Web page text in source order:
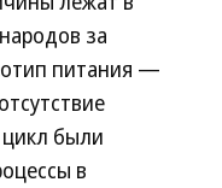
за
питания —
были
в